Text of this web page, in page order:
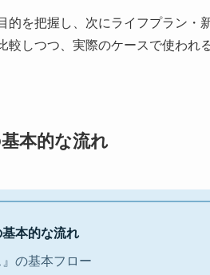
的を把握し、次にライフプラン・
較しつつ、実際のケースで使われ
本的な流れ
本的な流れ
』の基本フロー